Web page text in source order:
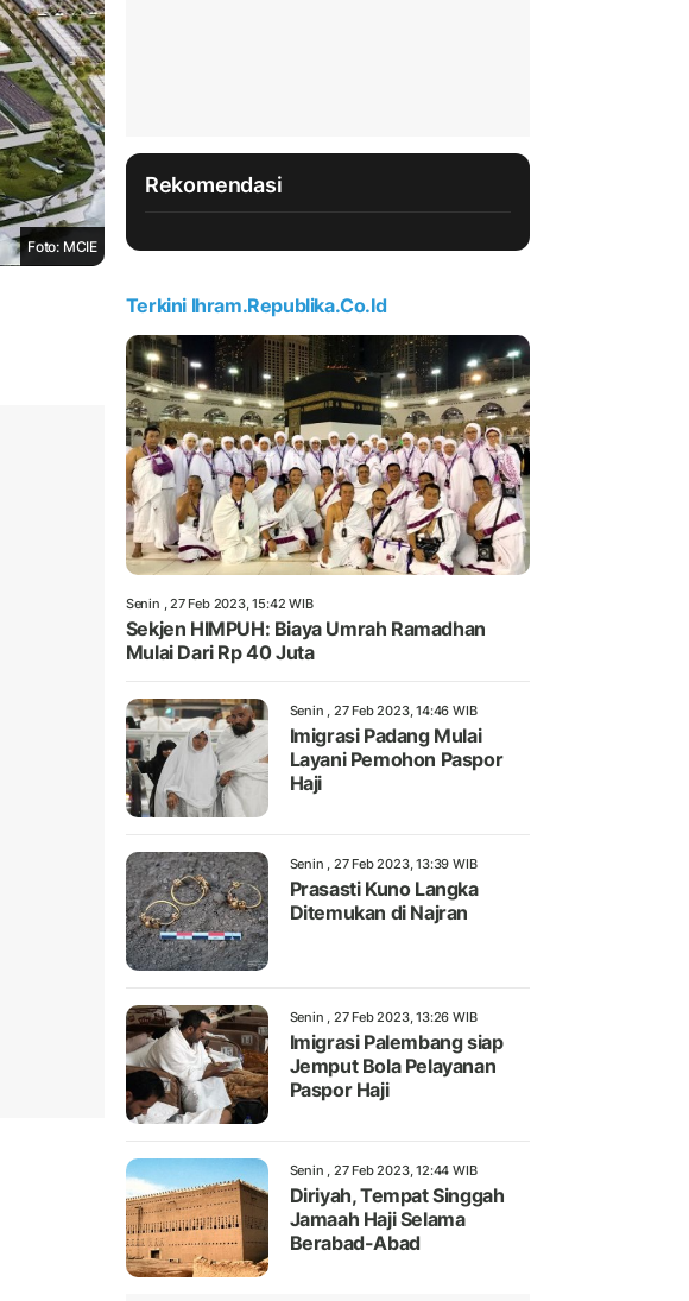
Foto: MCIE
Rekomendasi
Terkini Ihram.republika.co.id
Senin , 27 Feb 2023, 15:42 WIB
Sekjen HIMPUH: Biaya Umrah Ramadhan
Mulai Dari Rp 40 Juta
Senin , 27 Feb 2023, 14:46 WIB
Imigrasi Padang Mulai
Layani Pemohon Paspor
Haji
Senin , 27 Feb 2023, 13:39 WIB
Prasasti Kuno Langka
Ditemukan di Najran
Senin , 27 Feb 2023, 13:26 WIB
Imigrasi Palembang siap
Jemput Bola Pelayanan
Paspor Haji
Senin , 27 Feb 2023, 12:44 WIB
Diriyah, Tempat Singgah
Jamaah Haji Selama
Berabad-Abad